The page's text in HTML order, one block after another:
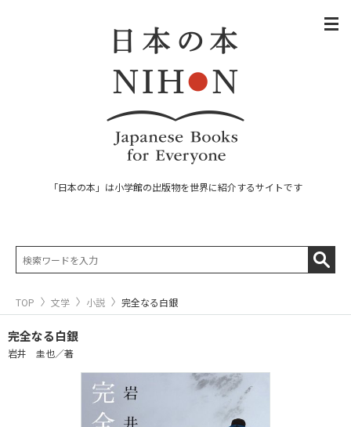
「日本の本」は小学館の出版物を世界に紹介するサイトです
TOP 文学 小説 完全なる白銀
完全なる白銀
岩井 圭也／著